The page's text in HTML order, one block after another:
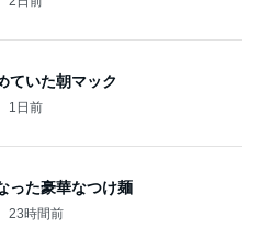
ていた朝マック
1日前
った豪華なつけ麺
23時間前